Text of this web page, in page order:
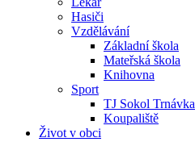
Hasiči
Vzdělávání
Základní škola
Mateřská škola
Knihovna
Sport
TJ Sokol Trnávka
Koupaliště
Život v obci